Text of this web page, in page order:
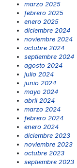
marzo 2025
febrero 2025
enero 2025
diciembre 2024
noviembre 2024
octubre 2024
septiembre 2024
agosto 2024
julio 2024
junio 2024
mayo 2024
abril 2024
marzo 2024
febrero 2024
enero 2024
diciembre 2023
noviembre 2023
octubre 2023
septiembre 2023